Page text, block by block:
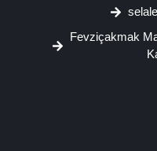
Fevziçakmak